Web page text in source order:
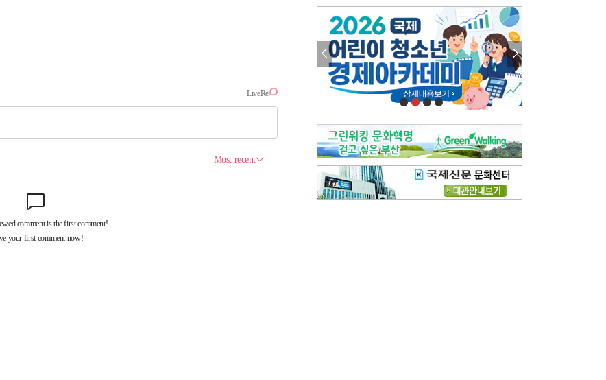
의령 한우산 털중나리
한 손 뉴스[전체보기]
시민이 개발한 폭염 대응 앱 ‘그늘로’ 길안내 지도 등 인기
골목 맛집 발굴 고메 셀렉션…부산시, 페스티벌 시월 연계
오늘의 날씨-[전체보기]
오늘의 날씨- 2026년 8월 7일
오늘의 날씨- 2026년 8월 6일
우리 결혼해요-[전체보기]
우리 결혼해요- 김홍윤·정세빈 커플